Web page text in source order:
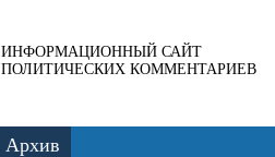
ИНФОРМАЦИОННЫЙ САЙТ
ПОЛИТИЧЕСКИХ КОММЕНТАРИЕВ
Архив